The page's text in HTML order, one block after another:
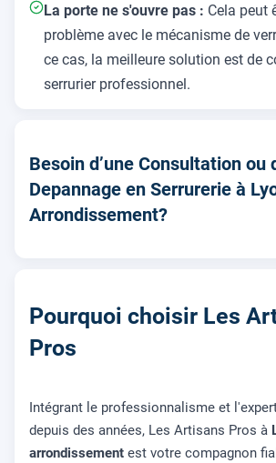
La porte ne s'ouvre pas : Cela peut
problème avec le mécanisme de
ce cas, la meilleure solution est de
serrurier professionnel.
Besoin d’une Consultation ou
Depannage en Serrurerie à
Arrondissement?
Pourquoi choisir Les
Pros
Intégrant le professionnalisme et
depuis des années, Les Artisans Pros à
arrondissement est votre compagnon